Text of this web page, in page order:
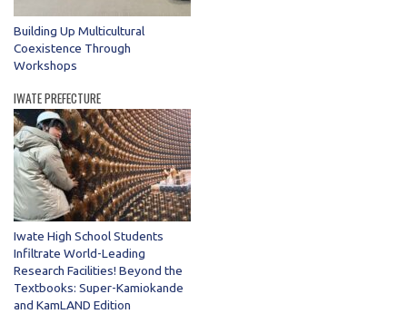
Building Up Multicultural
Coexistence Through
Workshops
IWATE PREFECTURE
Iwate High School Students
Infiltrate World-Leading
Research Facilities! Beyond the
Textbooks: Super-Kamiokande
and KamLAND Edition